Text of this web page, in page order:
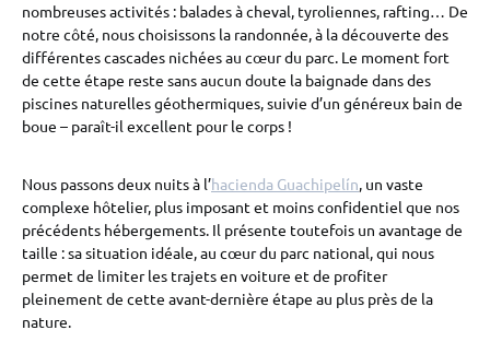
nombreuses activités : balades à cheval, tyroliennes, rafting… De
notre côté, nous choisissons la randonnée, à la découverte des
différentes cascades nichées au cœur du parc. Le moment fort
de cette étape reste sans aucun doute la baignade dans des
piscines naturelles géothermiques, suivie d’un généreux bain de
boue – paraît-il excellent pour le corps !
Nous passons deux nuits à l’hacienda Guachipelín, un vaste
complexe hôtelier, plus imposant et moins confidentiel que nos
précédents hébergements. Il présente toutefois un avantage de
taille : sa situation idéale, au cœur du parc national, qui nous
permet de limiter les trajets en voiture et de profiter
pleinement de cette avant-dernière étape au plus près de la
nature.